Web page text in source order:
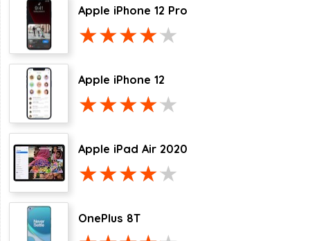
Apple iPhone 12 Pro
Apple iPhone 12
Apple iPad Air 2020
OnePlus 8T